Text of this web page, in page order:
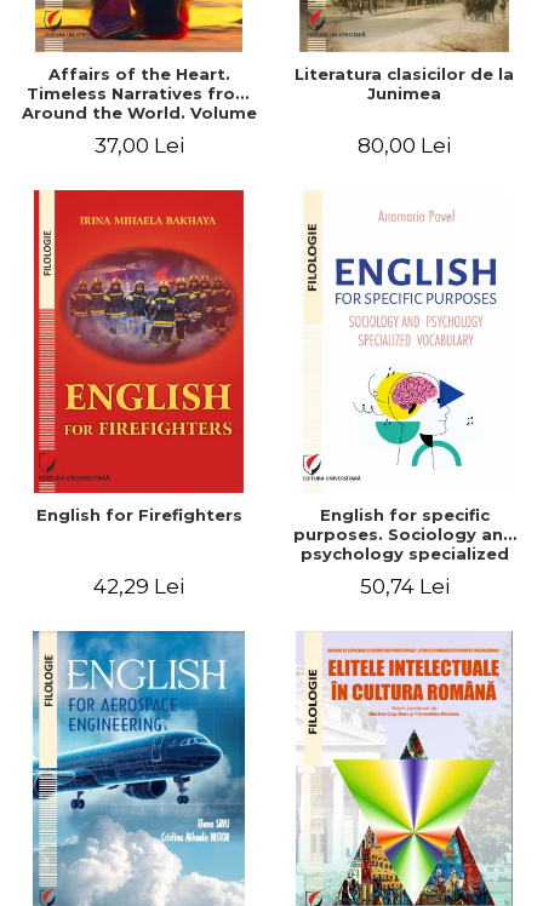
Affairs of the Heart.
Timeless Narratives from
Around the World. Volume
37,00 Lei
Literatura clasicilor de la
Junimea
80,00 Lei
English for Firefighters
42,29 Lei
English for specific
purposes. Sociology and
psychology specialized
50,74 Lei